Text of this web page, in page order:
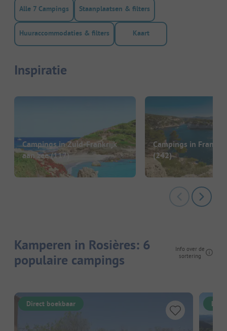
Alle 7 Campings Staanplaatsen & filters
Huuraccommodaties & filters Kaart
Inspiratie
Campings in Zuid-Frankrijk
aan zee(117)
Campings in
(242)
Kamperen in Rosières: 6
populaire campings
Info over de
sortering
Direct boekbaar